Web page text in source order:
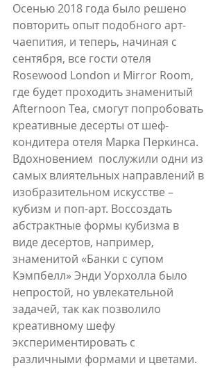
Осенью 2018 года было решено
повторить опыт подобного арт-
чаепития, и теперь, начиная с
сентября, все гости отеля
Rosewood London и Mirror Room,
где будет проходить знаменитый
Afternoon Tea, смогут попробовать
креативные десерты от шеф-
кондитера отеля Марка Перкинса.
Вдохновением  послужили одни из
самых влиятельных направлений в
изобразительном искусстве –
кубизм и поп-арт. Воссоздать
абстрактные формы кубизма в
виде десертов, например,
знаменитой «Банки с супом
Кэмпбелл» Энди Уорхолла было
непростой, но увлекательной
задачей, так как позволило
креативному шефу
экспериментировать с
различными формами и цветами.